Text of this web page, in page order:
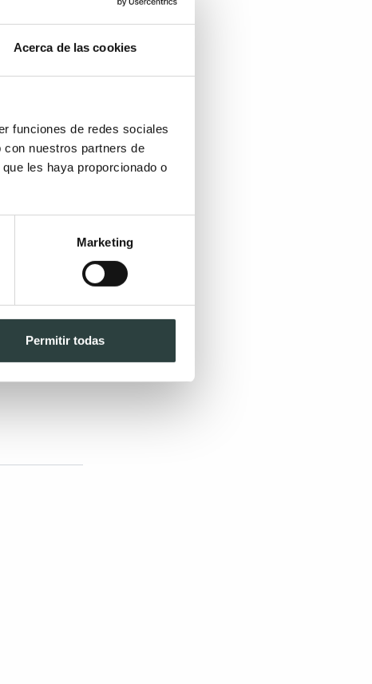
Acerca de las cookies
funciones de redes sociales
nuestros partners de
les haya proporcionado o
Marketing
Permitir todas
lo necesitan
aumento
más en
en